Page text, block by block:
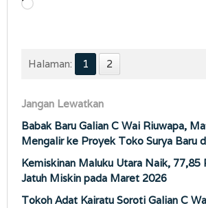
Memuat...
Halaman: 1 2
Jangan Lewatkan
Babak Baru Galian C Wai Riuwapa,
Mengalir ke Proyek Toko Surya Baru
Kemiskinan Maluku Utara Naik, 77,85
Jatuh Miskin pada Maret 2026
Tokoh Adat Kairatu Soroti Galian C